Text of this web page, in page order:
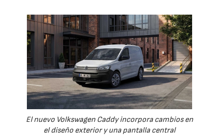
El nuevo Volkswagen Caddy incorpora cambios en
el diseño exterior y una pantalla central